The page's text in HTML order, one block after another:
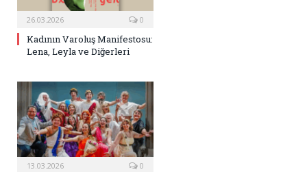
26.03.2026 0
Kadının Varoluş Manifestosu:
Lena, Leyla ve Diğerleri
13.03.2026 0